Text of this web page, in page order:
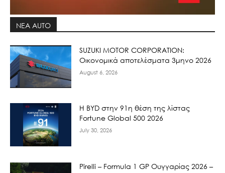
ΝΕΑ AUTO
SUZUKI MOTOR CORPORATION:
Οικονομικά αποτελέσματα 3μηνο 2026
August 6, 2026
Η BYD στην 91η θέση της λίστας
Fortune Global 500 2026
July 30, 2026
Pirelli – Formula 1 GP Ουγγαρίας 2026 –